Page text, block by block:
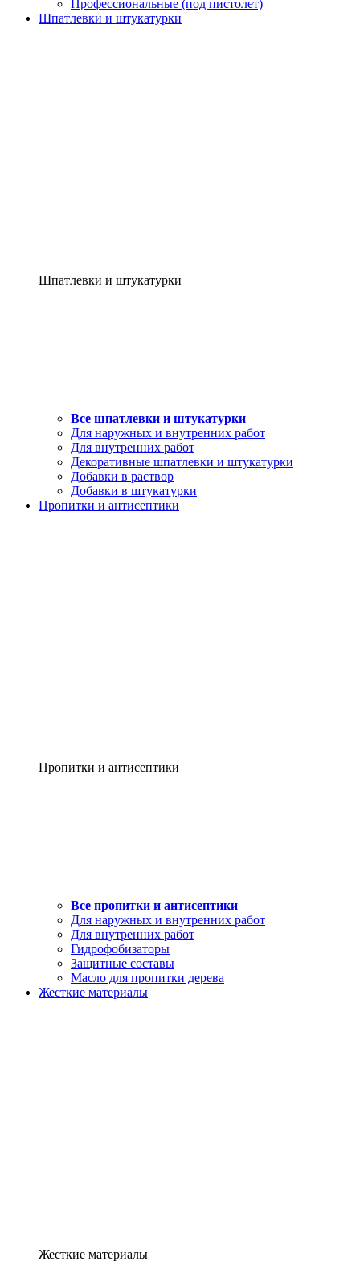
Профессиональные (под пистолет)
Шпатлевки и штукатурки
Шпатлевки и штукатурки
Все шпатлевки и штукатурки
Для наружных и внутренних работ
Для внутренних работ
Декоративные шпатлевки и штукатурки
Добавки в раствор
Добавки в штукатурки
Пропитки и антисептики
Пропитки и антисептики
Все пропитки и антисептики
Для наружных и внутренних работ
Для внутренних работ
Гидрофобизаторы
Защитные составы
Масло для пропитки дерева
Жесткие материалы
Жесткие материалы